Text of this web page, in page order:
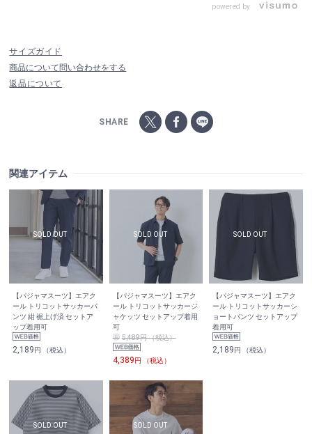
powered by
サイズガイド
商品について問い合わせをする
返品について
SHARE
関連アイテム
【パジャマスーツ】エアク
ール トリコットサッカーパ
ンツ 紺 裾上げ済 セットア
ップ着用可
2,189円 （税込）
【パジャマスーツ】エアク
ール トリコットサッカージ
ャケッツ セットアップ着用
可
5,489円 （税込）
4,389円 （税込）
【パジャマスーツ】エアク
ール トリコットサッカーシ
ョートパンツ セットアップ
着用可
2,189円 （税込）